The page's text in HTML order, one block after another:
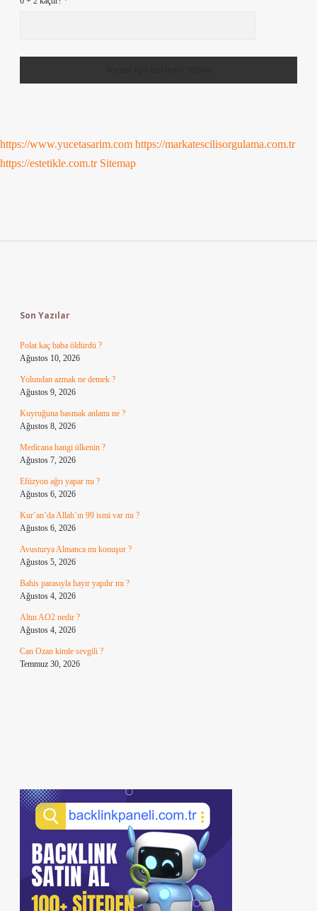
https://www.yucetasarim.com https://markatescilisorgulama.com.tr
https://estetikle.com.tr Sitemap
Son Yazılar
Polat kaç baba öldürdü ?
Ağustos 10, 2026
Yolundan azmak ne demek ?
Ağustos 9, 2026
Kuyruğuna basmak anlamı ne ?
Ağustos 8, 2026
Medicana hangi ülkenin ?
Ağustos 7, 2026
Efüzyon ağrı yapar mı ?
Ağustos 6, 2026
Kur’an’da Allah’ın 99 ismi var mı ?
Ağustos 6, 2026
Avusturya Almanca mı konuşur ?
Ağustos 5, 2026
Bahis parasıyla hayır yapılır mı ?
Ağustos 4, 2026
Altın AO2 nedir ?
Ağustos 4, 2026
Can Ozan kimle sevgili ?
Temmuz 30, 2026